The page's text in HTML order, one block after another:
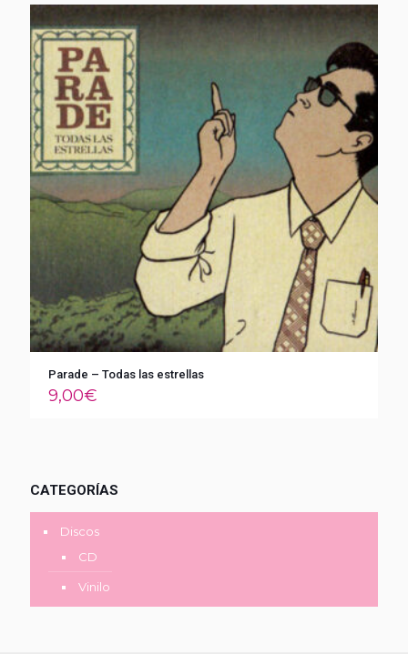
Parade – Todas las estrellas
9,00€
CATEGORÍAS
Discos
CD
Vinilo